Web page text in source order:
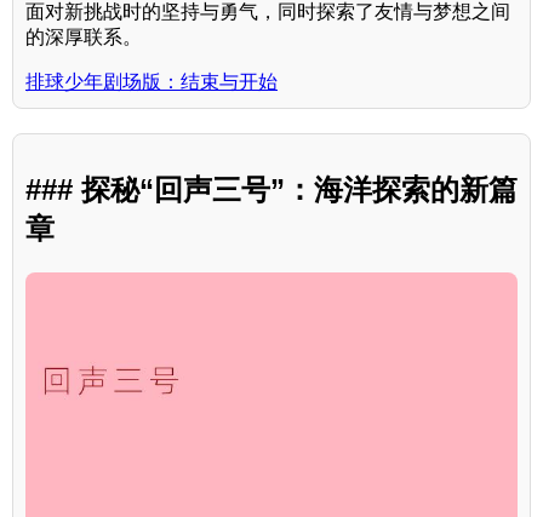
面对新挑战时的坚持与勇气，同时探索了友情与梦想之间
的深厚联系。
排球少年剧场版：结束与开始
### 探秘“回声三号”：海洋探索的新篇
章